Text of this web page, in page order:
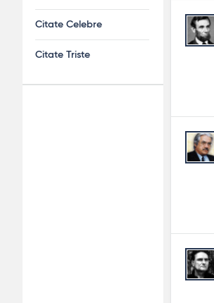
Citate Celebre
Citate Triste